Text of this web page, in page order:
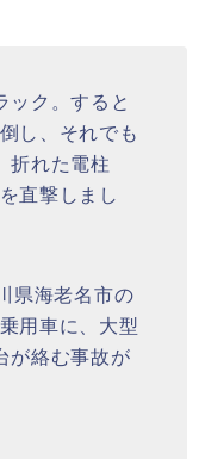
ク。すると
し、それでも
折れた電柱
直撃しまし
県海老名市の
用車に、大型
が絡む事故が